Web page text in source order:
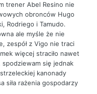
trener Abel Resino nie
obronców Hugo
Rodriego i Tamudo.
ale myśle że nie
zespół z Vigo nie traci
więcej straciło nawet
spodziewam się jednak
kanonady
siła rażenia gospodarzy